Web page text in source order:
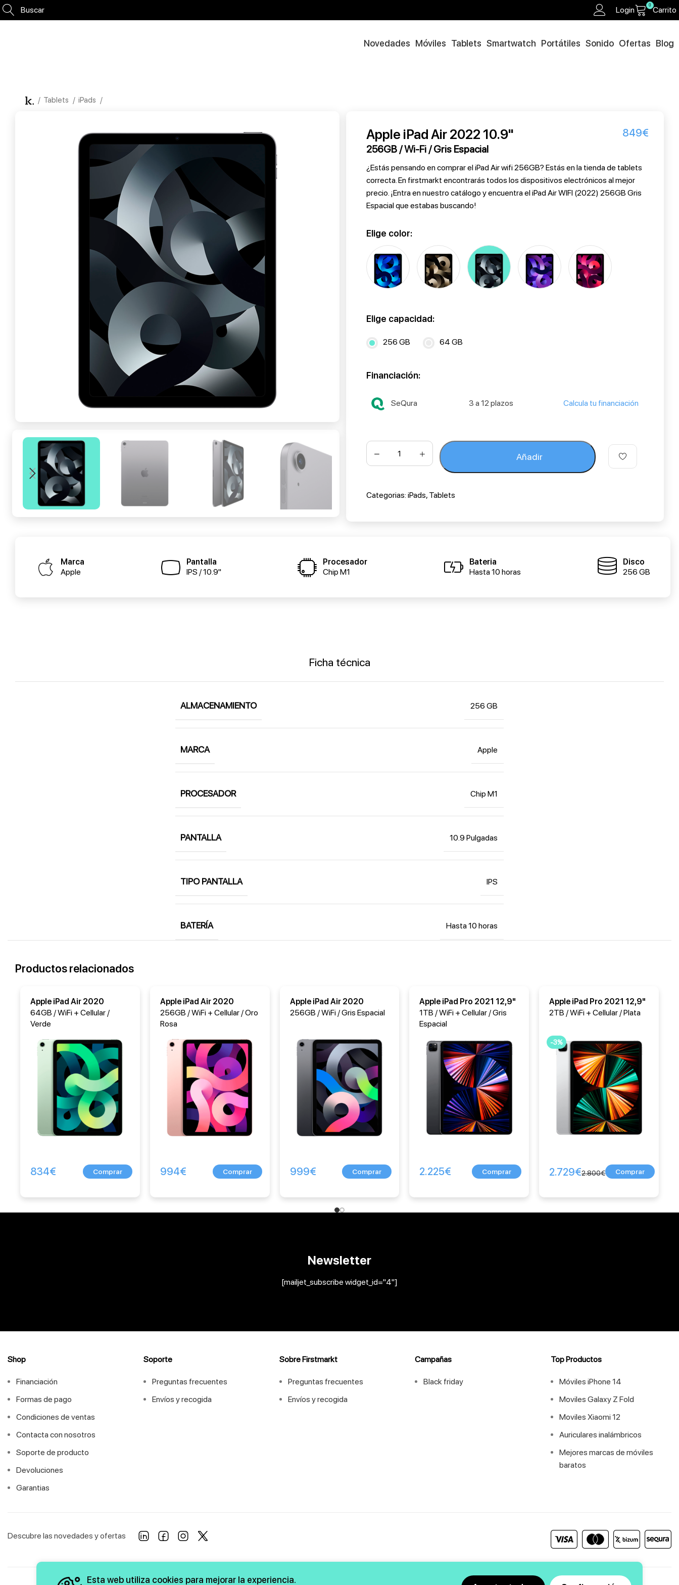
Buscar Login 0 Carrito
Novedades Móviles Tablets Smartwatch Portátiles Sonido Ofertas Blog
Tablets iPads
849€
Apple iPad Air 2022 10.9"
256GB / Wi-Fi / Gris Espacial
¿Estás pensando en comprar el iPad Air wifi 256GB? Estás en la tienda de tablets
correcta. En firstmarkt encontrarás todos los dispositivos electrónicos al mejor
precio. ¡Entra en nuestro catálogo y encuentra el iPad Air WIFI (2022) 256GB Gris
Espacial que estabas buscando!
Elige color:
Elige capacidad:
256 GB 64 GB
Financiación:
SeQura 3 a 12 plazos Calcula tu financiación
Añadir
Categorias: iPads, Tablets
Marca
Apple
Pantalla
IPS / 10.9"
Procesador
Chip M1
Bateria
Hasta 10 horas
Disco
256 GB
Ficha técnica
ALMACENAMIENTO 256 GB
MARCA Apple
PROCESADOR Chip M1
PANTALLA 10.9 Pulgadas
TIPO PANTALLA IPS
BATERÍA Hasta 10 horas
Productos relacionados
Apple iPad Air 2020
64GB / WiFi + Cellular /
Verde
834€
Apple iPad Air 2020
256GB / WiFi + Cellular / Oro
Rosa
994€
Apple iPad Air 2020
256GB / WiFi / Gris Espacial
999€
Apple iPad Pro 2021 12,9"
1TB / WiFi + Cellular / Gris
Espacial
2.225€
Apple iPad Pro 2021 12,9"
2TB / WiFi + Cellular / Plata
-3%
2.800€
2.729€
Newsletter
[mailjet_subscribe widget_id="4"]
Shop
Financiación
Formas de pago
Condiciones de ventas
Contacta con nosotros
Soporte de producto
Devoluciones
Garantias
Soporte
Preguntas frecuentes
Envíos y recogida
Sobre Firstmarkt
Preguntas frecuentes
Envíos y recogida
Campañas
Black friday
Top Productos
Móviles iPhone 14
Moviles Galaxy Z Fold
Moviles Xiaomi 12
Auriculares inalámbricos
Mejores marcas de móviles
baratos
Descubre las novedades y ofertas
Esta web utiliza cookies para mejorar la experiencia.